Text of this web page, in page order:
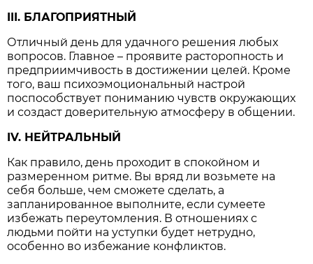
III. БЛАГОПРИЯТНЫЙ
Отличный день для удачного решения любых
вопросов. Главное – проявите расторопность и
предприимчивость в достижении целей. Кроме
того, ваш психоэмоциональный настрой
поспособствует пониманию чувств окружающих
и создаст доверительную атмосферу в общении.
IV. НЕЙТРАЛЬНЫЙ
Как правило, день проходит в спокойном и
размеренном ритме. Вы вряд ли возьмете на
себя больше, чем сможете сделать, а
запланированное выполните, если сумеете
избежать переутомления. В отношениях с
людьми пойти на уступки будет нетрудно,
особенно во избежание конфликтов.